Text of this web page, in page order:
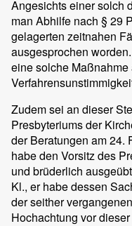
Angesichts einer solch
man Abhilfe nach § 29
gelagerten zeitnahen
ausgesprochen
eine solche
Zudem sei an dieser
Presbyteriums der
der Beratungen am 24.
habe den Vorsitz des
und brüderlich
Kl., er habe dessen
der seither
Hochachtung vor